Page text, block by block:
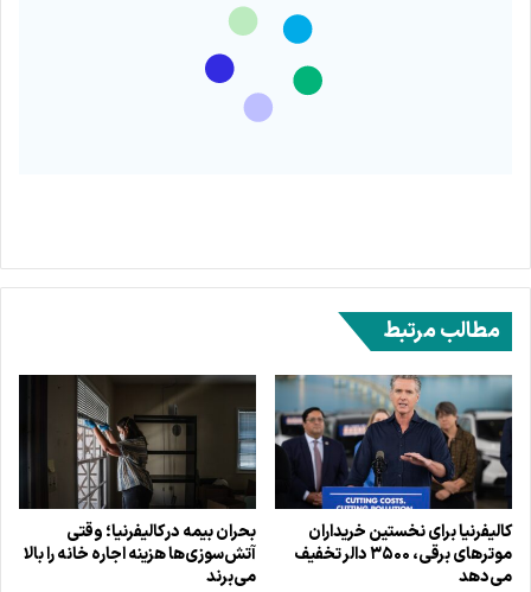
مطالب مرتبط
کالیفرنیا برای نخستین خریداران
موترهای برقی، ۳۵۰۰ دالر تخفیف
می‌دهد
بحران بیمه در کالیفرنیا؛ وقتی
آتش‌سوزی‌ها هزینه اجاره خانه را بالا
می‌برند